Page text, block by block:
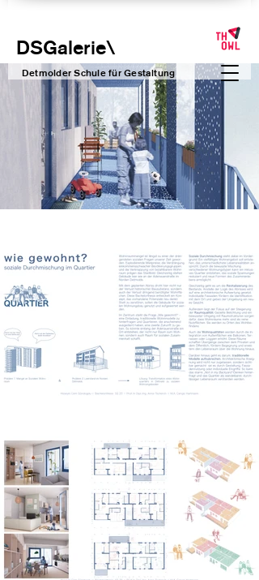
\
DSGalerie
Detmolder Schule für Gestaltung